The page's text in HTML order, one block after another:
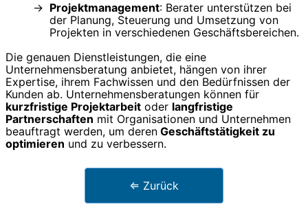
Projektmanagement: Berater unterstützen bei
der Planung, Steuerung und Umsetzung von
Projekten in verschiedenen Geschäftsbereichen.
Die genauen Dienstleistungen, die eine
Unternehmensberatung anbietet, hängen von ihrer
Expertise, ihrem Fachwissen und den Bedürfnissen der
Kunden ab. Unternehmensberatungen können für
kurzfristige Projektarbeit oder langfristige
Partnerschaften mit Organisationen und Unternehmen
beauftragt werden, um deren Geschäftstätigkeit zu
optimieren und zu verbessern.
⇐ Zurück